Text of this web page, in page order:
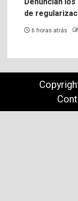
de
6 horas atrás